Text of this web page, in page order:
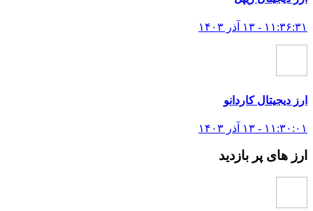
۱۱:۳۶:۳۱ - ۱۳ آذر ۱۴۰۳
ارز دیجیتال کاردانو
۱۱:۳۰:۰۱ - ۱۳ آذر ۱۴۰۳
ارز های پر بازدید